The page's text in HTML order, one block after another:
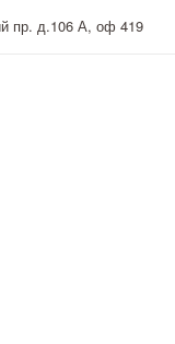
пр. д.106 А, оф 419